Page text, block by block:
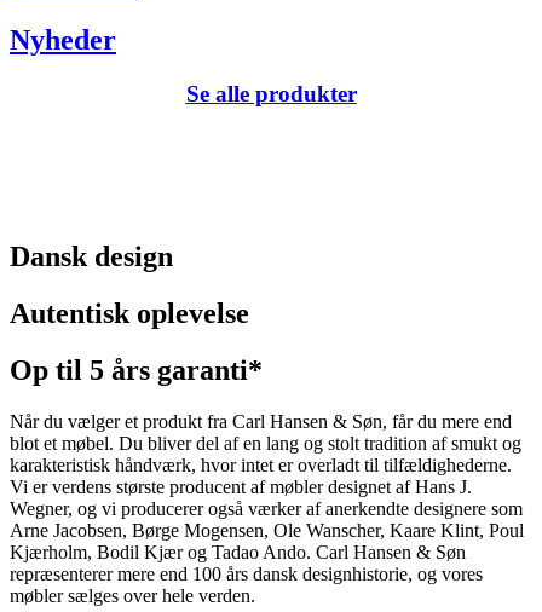
Nyheder
Se alle produkter
Dansk design
Autentisk oplevelse
Op til 5 års garanti*
Når du vælger et produkt fra Carl Hansen & Søn, får du mere end
blot et møbel. Du bliver del af en lang og stolt tradition af smukt og
karakteristisk håndværk, hvor intet er overladt til tilfældighederne.
Vi er verdens største producent af møbler designet af Hans J.
Wegner, og vi producerer også værker af anerkendte designere som
Arne Jacobsen, Børge Mogensen, Ole Wanscher, Kaare Klint, Poul
Kjærholm, Bodil Kjær og Tadao Ando. Carl Hansen & Søn
repræsenterer mere end 100 års dansk designhistorie, og vores
møbler sælges over hele verden.